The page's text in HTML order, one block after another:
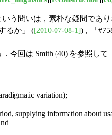
問いは，素朴な疑問であ
るか」 ([2010-07-08-1])，「
回は Smith (40) を参照し
variation);
supplying information about